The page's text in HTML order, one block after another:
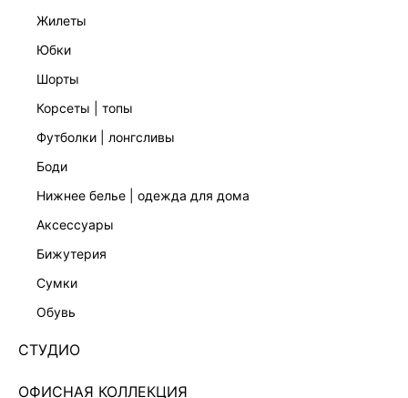
жилеты
юбки
шорты
корсеты | топы
футболки | лонгсливы
боди
нижнее белье | одежда для дома
аксессуары
бижутерия
сумки
обувь
СТУДИО
ОФИСНАЯ КОЛЛЕКЦИЯ
Нет в наличии
ЦВЕТ:БЕЛЫЙ